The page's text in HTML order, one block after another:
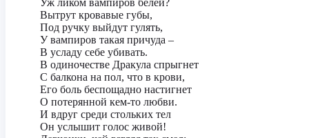
Уж ликом вампиров белей?
Вытрут кровавые губы,
Под ручку выйдут гулять,
У вампиров такая причуда –
В усладу себе убивать.
В одиночестве Дракула спрыгнет
С балкона на пол, что в крови,
Его боль беспощадно настигнет
О потерянной кем-то любви.
И вдруг среди стольких тел
Он услышит голос живой!